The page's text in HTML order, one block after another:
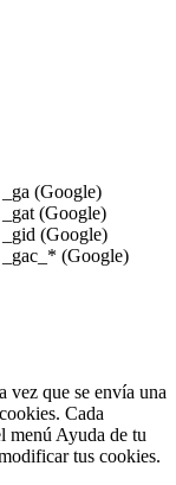
_ga (Google)
_gat (Google)
_gid (Google)
_gac_* (Google)
vez que se envía una
Cada
menú Ayuda de tu
tus cookies.